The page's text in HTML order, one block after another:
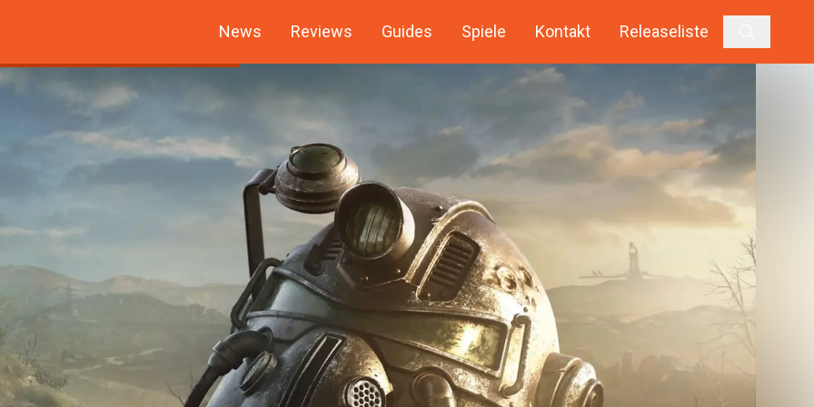
News Reviews Guides Spiele Kontakt Releaseliste